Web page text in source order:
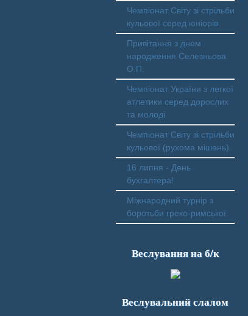
Чемпіонат Світу зі стрільби
кульової серед юніорів.
Привітання з днем
народження Селезньова
О.П.
Чемпіонат України з легкої
атлетики серед дорослих
та молоді
Чемпіонат Світу зі стрільби
кульової (рухома мішень).
16 липня - День
бухгалтера!
Міжнародний турнір з
боротьби греко-римської.
Веслування на б/к
Веслувальний слалом